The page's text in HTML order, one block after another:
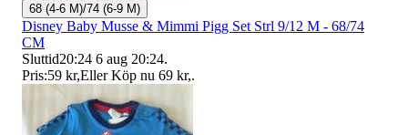
68 (4-6 M)/74 (6-9 M)
Disney Baby Musse & Mimmi Pigg Set Strl 9/12 M - 68/74
CM
Sluttid20:24 6 aug 20:24.
Pris:59 kr,Eller Köp nu 69 kr,.